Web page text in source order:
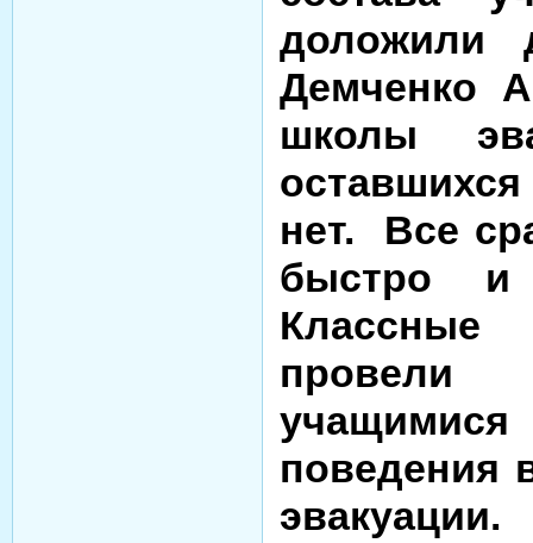
доложили
Демченко
школы
нет. Все
быстро и
провели
поведения
эвакуации.